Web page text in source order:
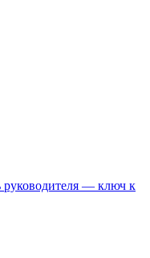
руководителя — ключ к